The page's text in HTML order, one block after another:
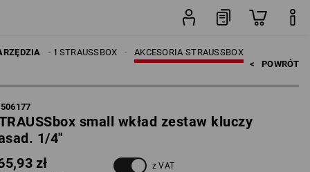
AKCESORIA STRAUSSBOX
SYSTEM STRAUSSBOX
< POWRÓT
small wkład zestaw kluczy
1/4"
zł
z VAT